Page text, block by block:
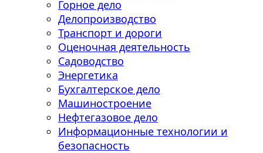
Горное дело
Делопроизводство
Транспорт и дороги
Оценочная деятельность
Садоводство
Энергетика
Бухгалтерское дело
Машиностроение
Нефтегазовое дело
Информационные технологии и
безопасность